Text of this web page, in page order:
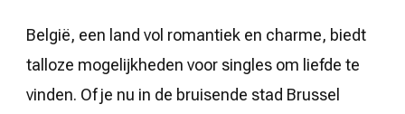
België, een land vol romantiek en charme, biedt
talloze mogelijkheden voor singles om liefde te
vinden. Of je nu in de bruisende stad Brussel